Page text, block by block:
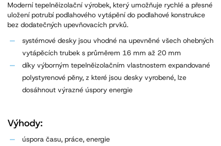
Moderní tepelněizolační výrobek, který umožňuje rychlé a přesné
uložení potrubí podlahového vytápění do podlahové konstrukce
bez dodatečných upevňovacích prvků.
systémové desky jsou vhodné na upevněné všech ohebných
vytápěcích trubek s průměrem 16 mm až 20 mm
díky výborným tepelněizolačním vlastnostem expandované
polystyrenové pěny, z které jsou desky vyrobené, lze
dosáhnout výrazné úspory energie
Výhody:
úspora času, práce, energie